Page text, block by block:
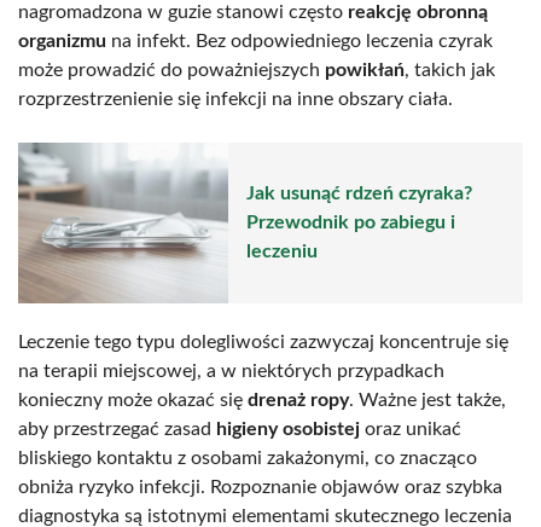
nagromadzona w guzie stanowi często reakcję obronną
organizmu na infekt. Bez odpowiedniego leczenia czyrak
może prowadzić do poważniejszych powikłań, takich jak
rozprzestrzenienie się infekcji na inne obszary ciała.
Jak usunąć rdzeń czyraka?
Przewodnik po zabiegu i
leczeniu
Leczenie tego typu dolegliwości zazwyczaj koncentruje się
na terapii miejscowej, a w niektórych przypadkach
konieczny może okazać się drenaż ropy. Ważne jest także,
aby przestrzegać zasad higieny osobistej oraz unikać
bliskiego kontaktu z osobami zakażonymi, co znacząco
obniża ryzyko infekcji. Rozpoznanie objawów oraz szybka
diagnostyka są istotnymi elementami skutecznego leczenia